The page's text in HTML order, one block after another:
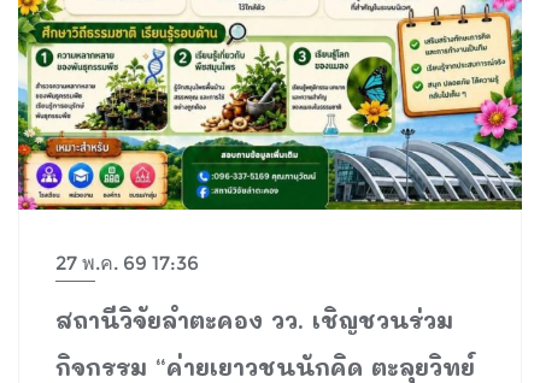
27 พ.ค. 69 17:36
สถานีวิจัยลำตะคอง วว. เชิญชวนร่วม
กิจกรรม “ค่ายเยาวชนนักคิด ตะลุยวิทย์